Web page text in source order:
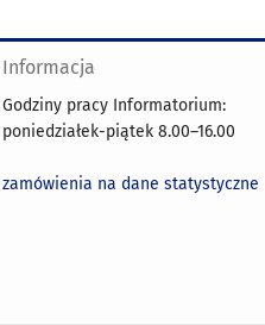
Informacja
Godziny pracy Informatorium:
poniedziałek-piątek 8.00–16.00
zamówienia na dane statystyczne